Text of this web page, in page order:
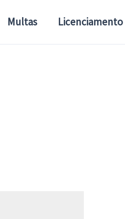
Multas Licenciamento